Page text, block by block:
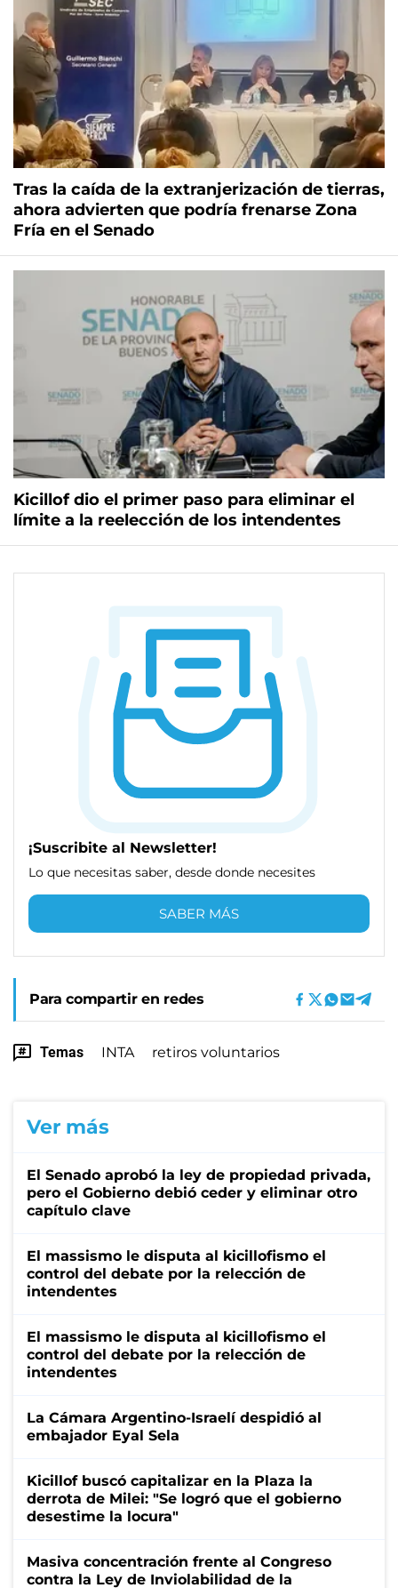
Tras la caída de la extranjerización de tierras,
ahora advierten que podría frenarse Zona
Fría en el Senado
Kicillof dio el primer paso para eliminar el
límite a la reelección de los intendentes
¡Suscribite al Newsletter!
Lo que necesitas saber, desde donde necesites
SABER MÁS
Para compartir en redes
Temas INTA retiros voluntarios
Ver más
El Senado aprobó la ley de propiedad privada,
pero el Gobierno debió ceder y eliminar otro
capítulo clave
El massismo le disputa al kicillofismo el
control del debate por la relección de
intendentes
El massismo le disputa al kicillofismo el
control del debate por la relección de
intendentes
La Cámara Argentino-Israelí despidió al
embajador Eyal Sela
Kicillof buscó capitalizar en la Plaza la
derrota de Milei: "Se logró que el gobierno
desestime la locura"
Masiva concentración frente al Congreso
contra la Ley de Inviolabilidad de la